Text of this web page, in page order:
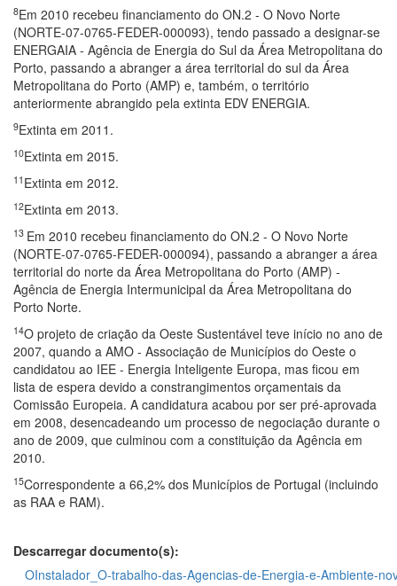
8Em 2010 recebeu financiamento do ON.2 - O Novo Norte
(NORTE-07-0765-FEDER-000093), tendo passado a designar-se
ENERGAIA - Agência de Energia do Sul da Área Metropolitana do
Porto, passando a abranger a área territorial do sul da Área
Metropolitana do Porto (AMP) e, também, o território
anteriormente abrangido pela extinta EDV ENERGIA.
9Extinta em 2011.
10Extinta em 2015.
11 Extinta em 2012.
12Extinta em 2013.
13 Em 2010 recebeu financiamento do ON.2 - O Novo Norte
(NORTE-07-0765-FEDER-000094), passando a abranger a área
territorial do norte da Área Metropolitana do Porto (AMP) -
Agência de Energia Intermunicipal da Área Metropolitana do
Porto Norte.
14O projeto de criação da Oeste Sustentável teve início no ano de
2007, quando a AMO - Associação de Municípios do Oeste o
candidatou ao IEE - Energia Inteligente Europa, mas ficou em
lista de espera devido a constrangimentos orçamentais da
Comissão Europeia. A candidatura acabou por ser pré-aprovada
em 2008, desencadeando um processo de negociação durante o
ano de 2009, que culminou com a constituição da Agência em
2010.
15Correspondente a 66,2% dos Municípios de Portugal (incluindo
as RAA e RAM).
Descarregar documento(s):
OInstalador_O-trabalho-das-Agencias-de-Energia-e-Ambiente-